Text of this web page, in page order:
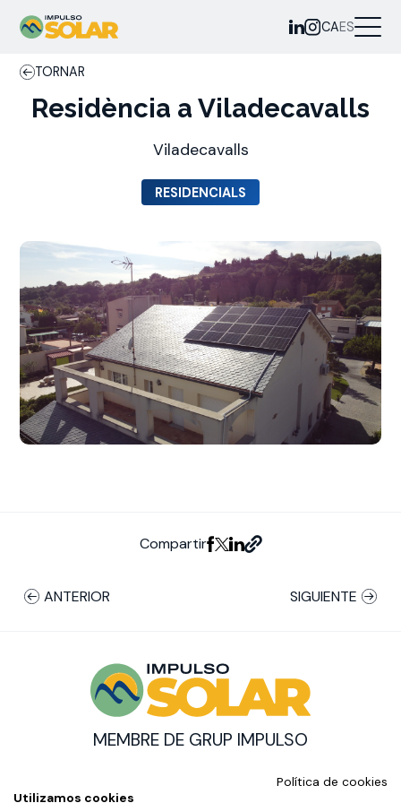
CAES
TORNAR
Residència a Viladecavalls
Viladecavalls
RESIDENCIALS
Compartir
ANTERIOR SIGUIENTE
MEMBRE DE GRUP IMPULSO
AMB EL SUPORT DE:
Política de cookies
Utilizamos cookies